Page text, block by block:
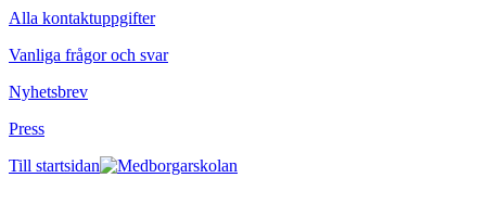
Alla kontaktuppgifter
Vanliga frågor och svar
Nyhetsbrev
Press
Till startsidan